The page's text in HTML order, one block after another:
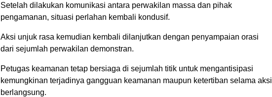
Setelah dilakukan komunikasi antara perwakilan massa dan pihak
pengamanan, situasi perlahan kembali kondusif.
Aksi unjuk rasa kemudian kembali dilanjutkan dengan penyampaian orasi
dari sejumlah perwakilan demonstran.
Petugas keamanan tetap bersiaga di sejumlah titik untuk mengantisipasi
kemungkinan terjadinya gangguan keamanan maupun ketertiban selama aksi
berlangsung.